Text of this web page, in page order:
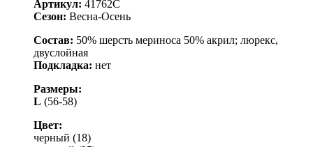
Артикул: 41762С
Сезон: Весна-Осень
Состав: 50% шерсть мериноса 50% акрил; люрекс,
двуслойная
Подкладка: нет
Размеры:
L (56-58)
Цвет:
черный (18)